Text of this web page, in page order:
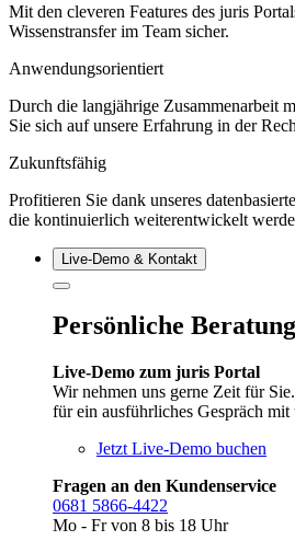
Mit den cleveren Features des juris
Wissenstransfer im Team sicher.
Anwendungsorientiert
Durch die langjährige Zusammenarbeit
Sie sich auf unsere Erfahrung in der
Zukunftsfähig
Profitieren Sie dank unseres
die kontinuierlich weiterentwickelt
Live‑Demo & Kontakt
Persönliche Beratung
Live-Demo zum juris Portal
Wir nehmen uns gerne Zeit für
für ein ausführliches Gespräch mit
Jetzt Live-Demo buchen
Fragen an den Kundenservice
0681 5866-4422
Mo - Fr von 8 bis 18 Uhr